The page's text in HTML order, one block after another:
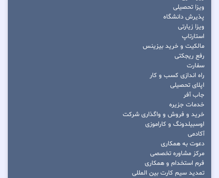
ویزا تحصیلی
پذیرش دانشگاه
ویزا زیارتی
استارتاپ
مالکیت و خرید بیزینس
رفع ریجکتی
سفارت
راه اندازی کسب و کار
اپلای تحصیلی
جاب آفر
خدمات جزیره
خرید و فروش و واگذاری شرکت
اوسبیلدونگ و کاراموزی
آکادمی
دعوت به همکاری
مرکز مشاوره تخصصی
فرم استخدام و همکاری
تمدید سیم کارت بین المللی